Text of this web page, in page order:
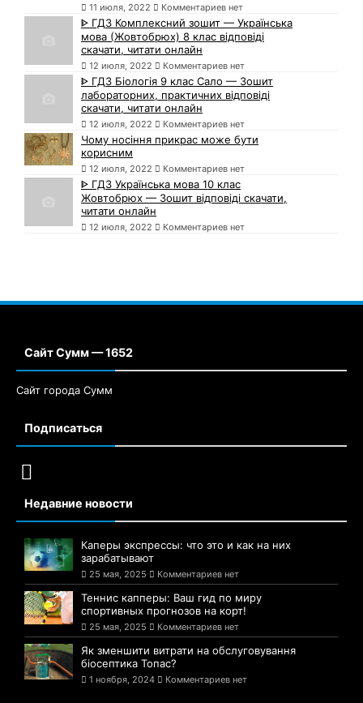
11 июля, 2022 Комментариев нет
ᐈ ГДЗ Комплексний зошит — Українська
мова (Жовтобрюх) 8 клас відповіді
скачати, читати онлайн
12 июля, 2022 Комментариев нет
ᐈ ГДЗ Біологія 9 клас Сало — Зошит
лабораторних, практичних відповіді
скачати, читати онлайн
12 июля, 2022 Комментариев нет
Чому носіння прикрас може бути
корисним
12 июля, 2022 Комментариев нет
ᐈ ГДЗ Українська мова 10 клас
Жовтобрюх — Зошит відповіді скачати,
читати онлайн
12 июля, 2022 Комментариев нет
Сайт Сумм — 1652
Сайт города Сумм
Подписаться
Недавние новости
Каперы экспрессы: что это и как на них
зарабатывают
25 мая, 2025 Комментариев нет
Теннис капперы: Ваш гид по миру
спортивных прогнозов на корт!
25 мая, 2025 Комментариев нет
Як зменшити витрати на обслуговування
біосептика Топас?
1 ноября, 2024 Комментариев нет